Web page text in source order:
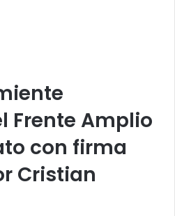
Frente Amplio
con firma
Cristian